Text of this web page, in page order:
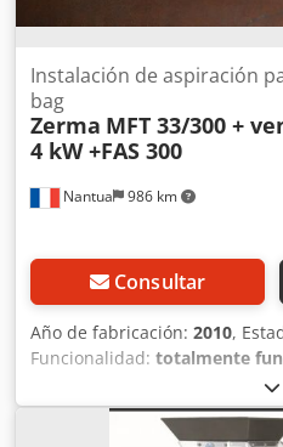
Nantua 986 km
Instalación de aspiración
bag
Zerma MFT 33/300 +
4 kW +FAS 300
Consultar
Año de fabricación: 2010,
Funcionalidad: totalmente
30/300S – Equipo profesional
conjunto profesional en
inmediato. El lote incluye: MFT